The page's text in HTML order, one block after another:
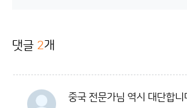
댓글 2개
중국 전문가님 역시 대단합니